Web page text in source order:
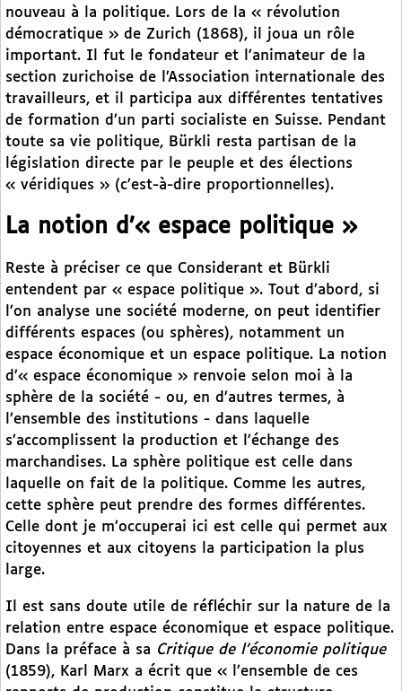
nouveau à la politique. Lors de la « révolution
démocratique » de Zurich (1868), il joua un rôle
important. Il fut le fondateur et l’animateur de la
section zurichoise de l’Association internationale des
travailleurs, et il participa aux différentes tentatives
de formation d’un parti socialiste en Suisse. Pendant
toute sa vie politique, Bürkli resta partisan de la
législation directe par le peuple et des élections
« véridiques » (c’est-à-dire proportionnelles).
La notion d’« espace politique »
Reste à préciser ce que Considerant et Bürkli
entendent par « espace politique ». Tout d’abord, si
l’on analyse une société moderne, on peut identifier
différents espaces (ou sphères), notamment un
espace économique et un espace politique. La notion
d’« espace économique » renvoie selon moi à la
sphère de la société - ou, en d’autres termes, à
l’ensemble des institutions - dans laquelle
s’accomplissent la production et l’échange des
marchandises. La sphère politique est celle dans
laquelle on fait de la politique. Comme les autres,
cette sphère peut prendre des formes différentes.
Celle dont je m’occuperai ici est celle qui permet aux
citoyennes et aux citoyens la participation la plus
large.
Il est sans doute utile de réfléchir sur la nature de la
relation entre espace économique et espace politique.
Dans la préface à sa Critique de l’économie politique
(1859), Karl Marx a écrit que « l’ensemble de ces